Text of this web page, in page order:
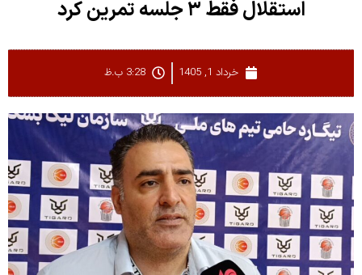
استقلال فقط ۳ جلسه تمرین کرد
خرداد 1, 1405 3:28 ب.ظ